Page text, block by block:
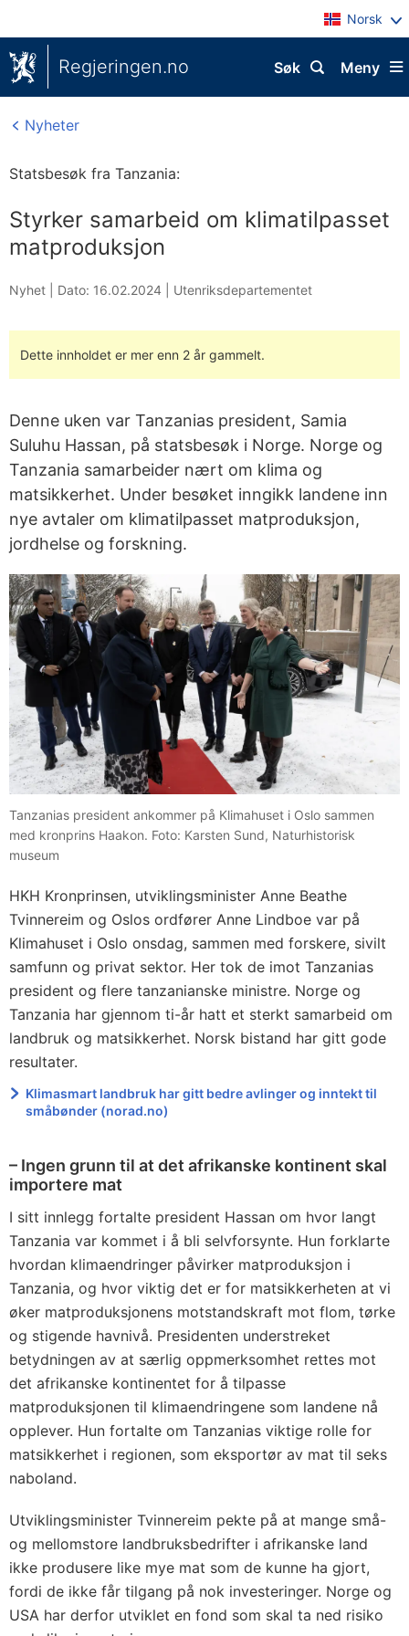
Norsk
Regjeringen.no Meny
Søk
Nyheter
Statsbesøk fra Tanzania:
Styrker samarbeid om klimatilpasset
matproduksjon
Nyhet | Dato: 16.02.2024 Utenriksdepartementet
Dette innholdet er mer enn 2 år gammelt.
Denne uken var Tanzanias president, Samia
Suluhu Hassan, på statsbesøk i Norge. Norge og
Tanzania samarbeider nært om klima og
matsikkerhet. Under besøket inngikk landene inn
nye avtaler om klimatilpasset matproduksjon,
jordhelse og forskning.
Tanzanias president ankommer på Klimahuset i Oslo sammen
med kronprins Haakon. Foto: Karsten Sund, Naturhistorisk
museum
HKH Kronprinsen, utviklingsminister Anne Beathe
Tvinnereim og Oslos ordfører Anne Lindboe var på
Klimahuset i Oslo onsdag, sammen med forskere, sivilt
samfunn og privat sektor. Her tok de imot Tanzanias
president og flere tanzanianske ministre. Norge og
Tanzania har gjennom ti-år hatt et sterkt samarbeid om
landbruk og matsikkerhet. Norsk bistand har gitt gode
resultater.
Klimasmart landbruk har gitt bedre avlinger og inntekt til
småbønder (norad.no)
– Ingen grunn til at det afrikanske kontinent skal
importere mat
I sitt innlegg fortalte president Hassan om hvor langt
Tanzania var kommet i å bli selvforsynte. Hun forklarte
hvordan klimaendringer påvirker matproduksjon i
Tanzania, og hvor viktig det er for matsikkerheten at vi
øker matproduksjonens motstandskraft mot flom, tørke
og stigende havnivå. Presidenten understreket
betydningen av at særlig oppmerksomhet rettes mot
det afrikanske kontinentet for å tilpasse
matproduksjonen til klimaendringene som landene nå
opplever. Hun fortalte om Tanzanias viktige rolle for
matsikkerhet i regionen, som eksportør av mat til seks
naboland.
Utviklingsminister Tvinnereim pekte på at mange små-
og mellomstore landbruksbedrifter i afrikanske land
ikke produsere like mye mat som de kunne ha gjort,
fordi de ikke får tilgang på nok investeringer. Norge og
USA har derfor utviklet en fond som skal ta ned risiko